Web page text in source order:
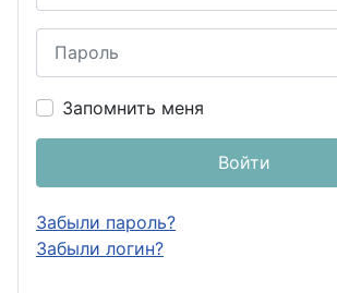
Запомнить меня
Войти
Забыли пароль?
Забыли логин?